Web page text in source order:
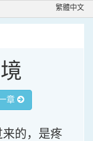
繁體中文
章
的，是疼